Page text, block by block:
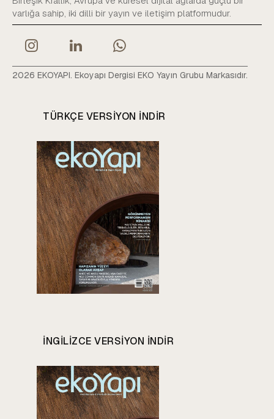
varlığa sahip, iki dilli bir yayın ve iletişim platformudur.
2026 EKOYAPI. Ekoyapı Dergisi EKO Yayın Grubu Markasıdır.
TÜRKÇE VERSIYON INDIR
INGILIZCE VERSIYON INDIR